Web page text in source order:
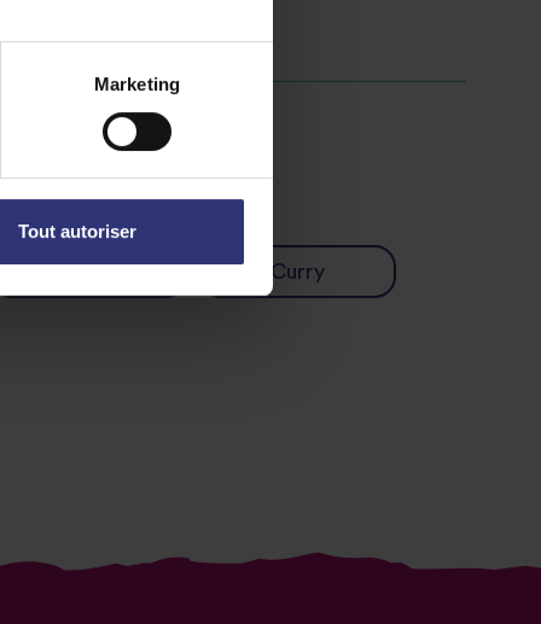
Marketing
Tout autoriser
coréenne Curry